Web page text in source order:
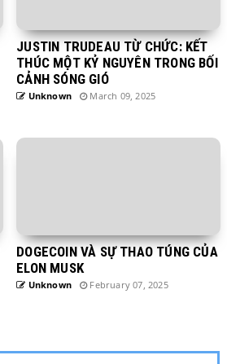
JUSTIN TRUDEAU TỪ CHỨC: KẾT
THÚC MỘT KỶ NGUYÊN TRONG BỐI
CẢNH SÓNG GIÓ
Unknown March 09, 2025
DOGECOIN VÀ SỰ THAO TÚNG CỦA
ELON MUSK
Unknown February 07, 2025